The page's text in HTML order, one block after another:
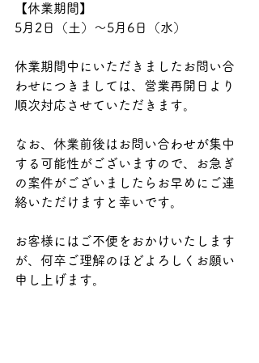
【休業期間】
5月2日（土）～5月6日（水）
休業期間中にいただきましたお問い合
わせにつきましては、営業再開日より
順次対応させていただきます。
なお、休業前後はお問い合わせが集中
する可能性がございますので、お急ぎ
の案件がございましたらお早めにご連
絡いただけますと幸いです。
お客様にはご不便をおかけいたします
が、何卒ご理解のほどよろしくお願い
申し上げます。